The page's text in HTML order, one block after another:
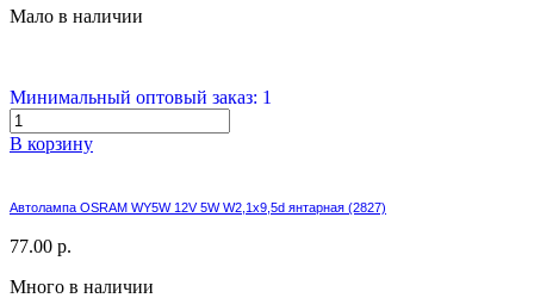
Мало в наличии
Минимальный оптовый заказ: 1
В корзину
Автолампа OSRAM WY5W 12V 5W W2,1x9,5d янтарная (2827)
77.00 р.
Много в наличии